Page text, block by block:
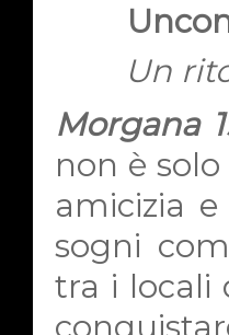
Un
Morgana
non è
amicizia
sogni
tra i locali